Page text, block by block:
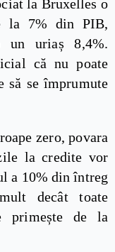
la Bruxelles o
la 7% din PIB,
un uriaș 8,4%.
că nu poate
să se împrumute
zero, povara
la credite vor
a 10% din întreg
decât toate
primește de la